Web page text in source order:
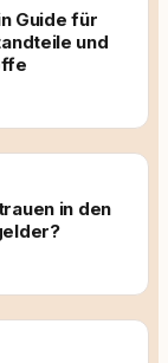
Guide für
und
in den